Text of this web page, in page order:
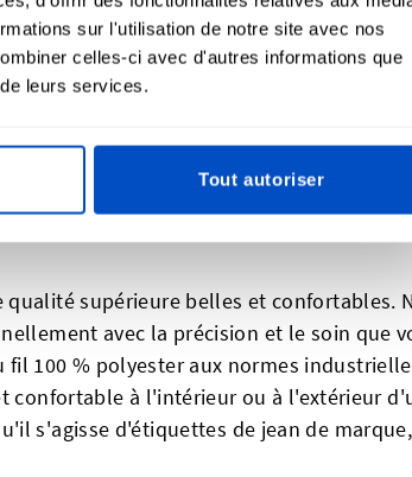
sur l'utilisation de notre site avec nos
celles-ci avec d'autres informations que
leurs services.
Tout autoriser
supérieure belles et confortables.
avec la précision et le soin que
100 % polyester aux normes
confortable à l'intérieur ou à l'extérieur
s'agisse d'étiquettes de jean de